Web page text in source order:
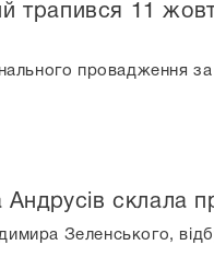
трапився 11
провадження
склала
Зеленського,